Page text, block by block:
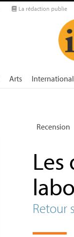
La rédaction publie
Arts International
Recension
Retour